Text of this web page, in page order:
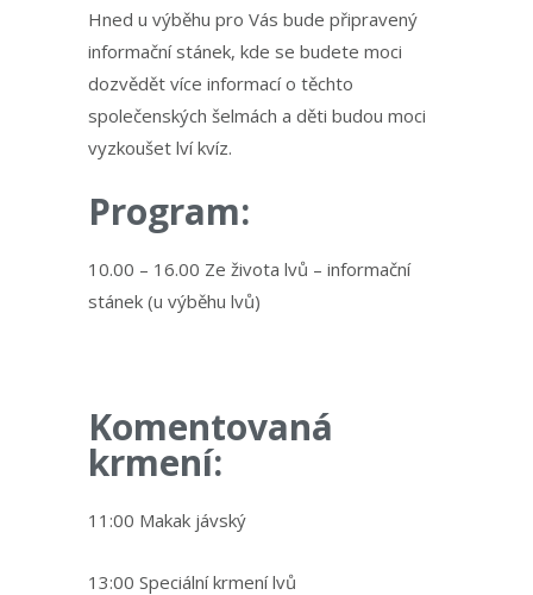
Hned u výběhu pro Vás bude připravený
informační stánek, kde se budete moci
dozvědět více informací o těchto
společenských šelmách a děti budou moci
vyzkoušet lví kvíz.
Program:
10.00 – 16.00 Ze života lvů – informační
stánek (u výběhu lvů)
Komentovaná
krmení:
11:00 Makak jávský
13:00 Speciální krmení lvů